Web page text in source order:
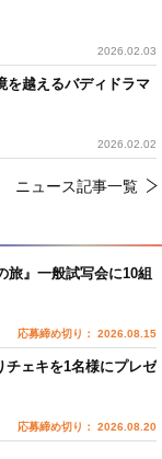
2026.02.03
越えるバディドラマ
2026.02.02
ニュース記事一覧
旅』一般試写会に10組
応募締め切り： 2026.08.15
チェキを1名様にプレゼ
応募締め切り： 2026.08.20